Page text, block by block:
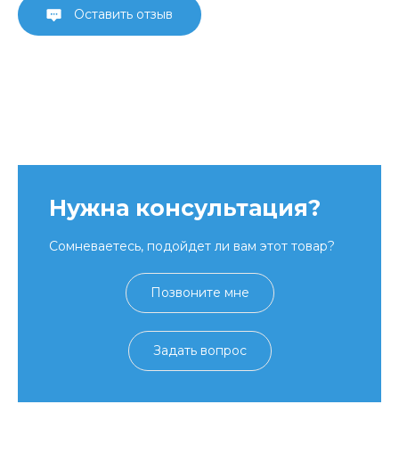
Оставить отзыв
Нужна консультация?
Сомневаетесь, подойдет ли вам этот товар?
Позвоните мне
Задать вопрос